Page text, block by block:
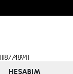
11187748941
HESABIM